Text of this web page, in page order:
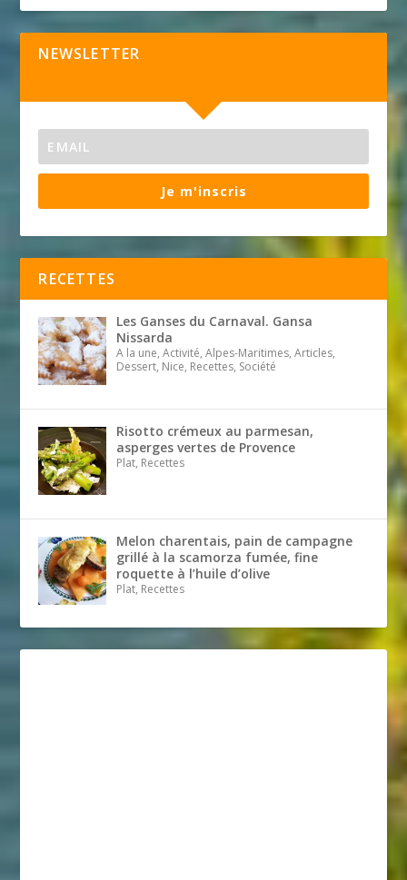
NEWSLETTER
Je m'inscris
RECETTES
Les Ganses du Carnaval. Gansa
Nissarda
A la une, Activité, Alpes-Maritimes, Articles,
Dessert, Nice, Recettes, Société
Risotto crémeux au parmesan,
asperges vertes de Provence
Plat, Recettes
Melon charentais, pain de campagne
grillé à la scamorza fumée, fine
roquette à l’huile d’olive
Plat, Recettes